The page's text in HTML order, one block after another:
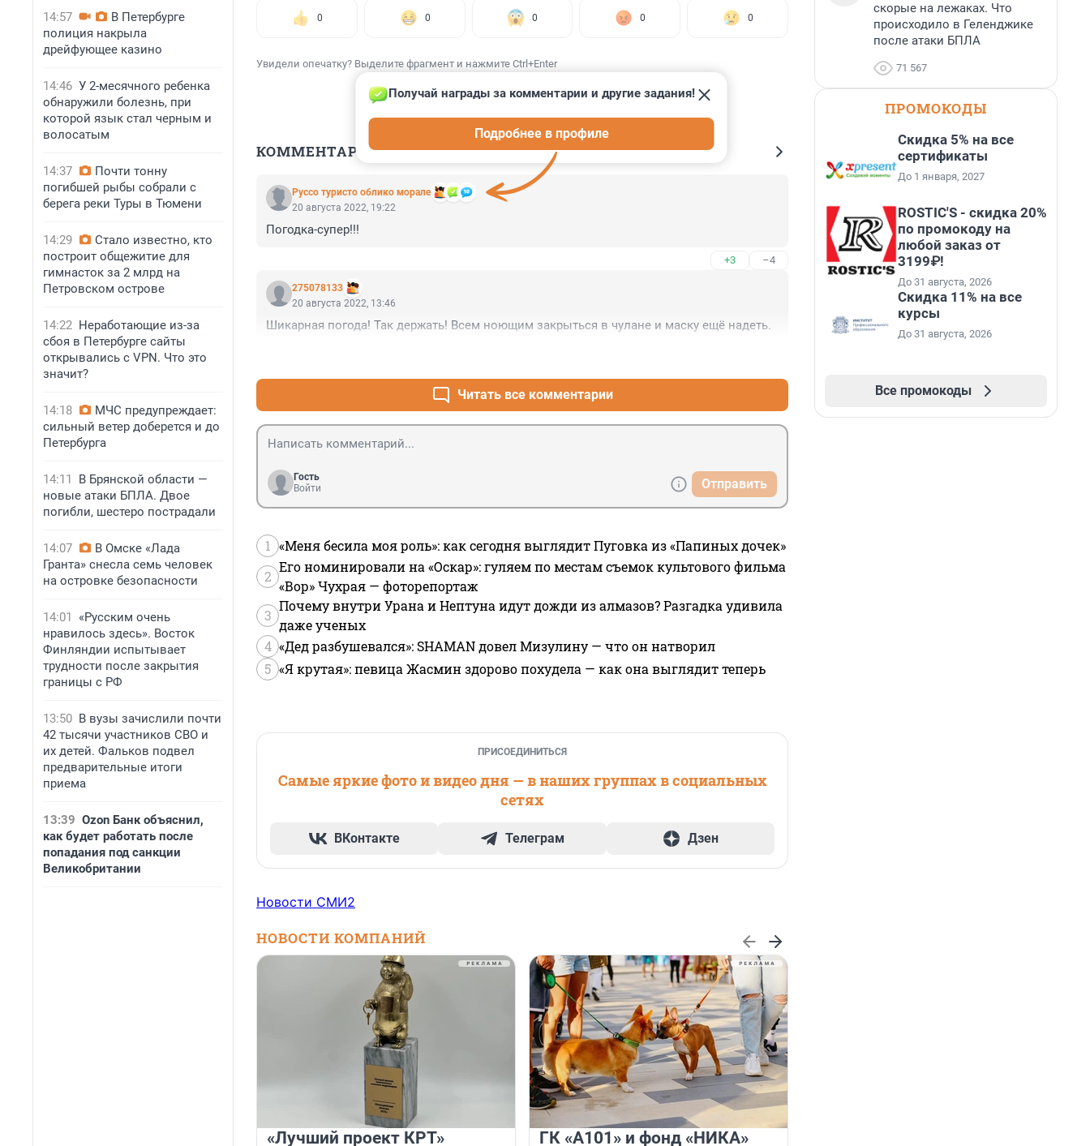
14:57
В Петербурге
полиция накрыла
дрейфующее казино
14:46 У 2-месячного ребенка
обнаружили болезнь, при
которой язык стал черным и
волосатым
14:37
Почти тонну
погибшей рыбы собрали с
берега реки Туры в Тюмени
14:29
Стало известно, кто
построит общежитие для
гимнасток за 2 млрд на
Петровском острове
14:22 Неработающие из-за
сбоя в Петербурге сайты
открывались с VPN. Что это
значит?
14:18
МЧС предупреждает:
сильный ветер доберется и до
Петербурга
14:11
В Брянской области —
новые атаки БПЛА. Двое
погибли, шестеро пострадали
14:07
В Омске «Лада
Гранта» снесла семь человек
на островке безопасности
14:01
«Русским очень
нравилось здесь». Восток
Финляндии испытывает
трудности после закрытия
границы с РФ
13:50 В вузы зачислили почти
42 тысячи участников СВО и
их детей. Фальков подвел
предварительные итоги
приема
13:39 Ozon Банк объяснил,
как будет работать после
попадания под санкции
Великобритании
0 0 0 0 0
Увидели опечатку? Выделите фрагмент и нажмите Ctrl+Enter
КОММЕНТАРИИ 7
Руссо туристо облико морале
Получай награды за комментарии и другие задания!
Подробнее в профиле
20 августа 2022, 19:22
Погодка-супер!!!
+3 –4
275078133
20 августа 2022, 13:46
Шикарная погода! Так держать! Всем ноющим закрыться в чулане и маску ещё надеть.
Читать все комментарии
Гость
Войти
Отправить
1 «Меня бесила моя роль»: как сегодня выглядит Пуговка из «Папиных дочек»
2
Его номинировали на «Оскар»: гуляем по местам съемок культового фильма
«Вор» Чухрая — фоторепортаж
3
Почему внутри Урана и Нептуна идут дожди из алмазов? Разгадка удивила
даже ученых
4 «Дед разбушевался»: SHAMAN довел Мизулину — что он натворил
5 «Я крутая»: певица Жасмин здорово похудела — как она выглядит теперь
ПРИСОЕДИНИТЬСЯ
Самые яркие фото и видео дня — в наших группах в социальных
сетях
ВКонтакте Телеграм Дзен
Новости СМИ2
НОВОСТИ КОМПАНИЙ
«Лучший проект КРТ» ГК «А101» и фонд «НИКА»
скорые на лежаках. Что
происходило в Геленджике
после атаки БПЛА
71 567
ПРОМОКОДЫ
Скидка 5% на все
сертификаты
До 1 января, 2027
ROSTIC'S - скидка 20%
по промокоду на
любой заказ от
3199₽!
До 31 августа, 2026
Скидка 11% на все
курсы
До 31 августа, 2026
Все промокоды